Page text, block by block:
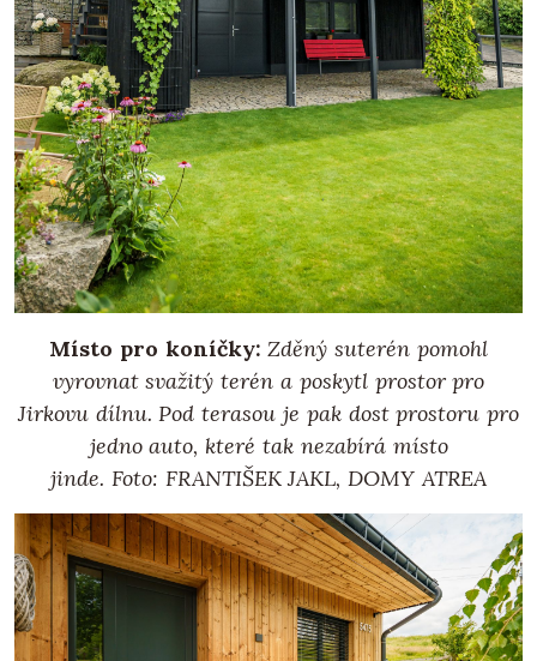
Místo pro koníčky: Zděný suterén pomohl
vyrovnat svažitý terén a poskytl prostor pro
Jirkovu dílnu. Pod terasou je pak dost prostoru pro
jedno auto, které tak nezabírá místo
jinde. Foto: FRANTIŠEK JAKL, DOMY ATREA